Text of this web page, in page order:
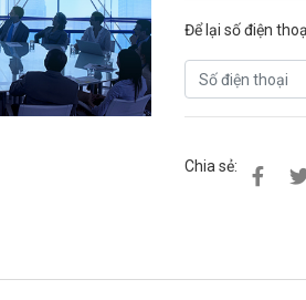
Để lại số điện
Chia sẻ: